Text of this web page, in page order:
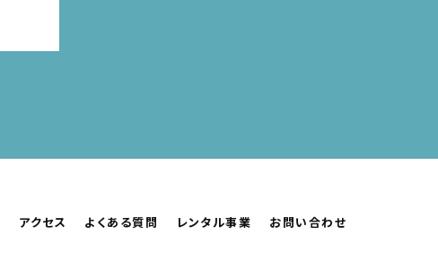
アクセス よくある質問 レンタル事業 お問い合わせ